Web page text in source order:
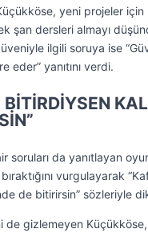
yeni projeler için
şan dersleri almayı
ilgili soruya ise
eder” yanıtını verdi.
BİTİRDİYSEN
soruları da yanıtlayan
vurgulayarak
de bitirirsin” sözleriyle
de gizlemeyen